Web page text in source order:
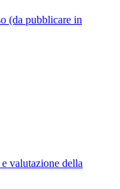
(da pubblicare in
valutazione della